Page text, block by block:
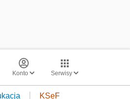
Konto Serwisy
KSeF